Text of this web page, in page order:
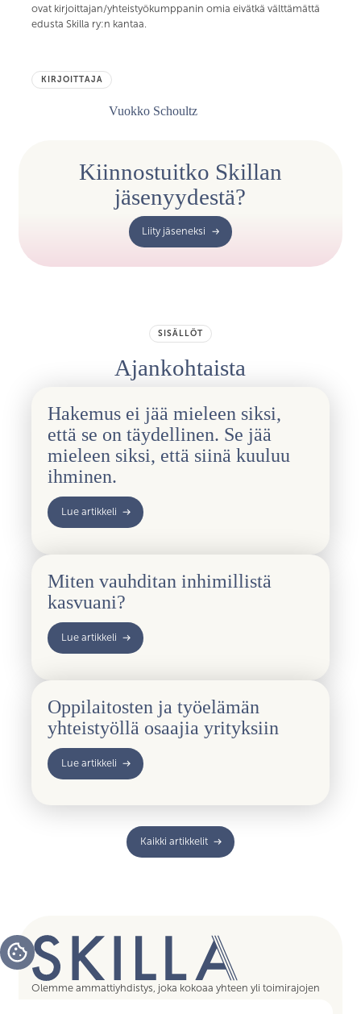
ovat kirjoittajan/yhteistyökumppanin omia eivätkä välttämättä
edusta Skilla ry:n kantaa.
KIRJOITTAJA
Vuokko Schoultz
Kiinnostuitko Skillan
jäsenyydestä?
Liity jäseneksi
SISÄLLÖT
Ajankohtaista
Hakemus ei jää mieleen siksi,
että se on täydellinen. Se jää
mieleen siksi, että siinä kuuluu
ihminen.
Lue artikkeli
Miten vauhditan inhimillistä
kasvuani?
Lue artikkeli
Oppilaitosten ja työelämän
yhteistyöllä osaajia yrityksiin
Lue artikkeli
Kaikki artikkelit
Olemme ammattiyhdistys, joka kokoaa yhteen yli toimirajojen